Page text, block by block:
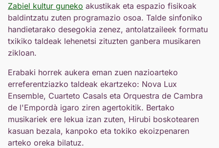
Zabiel kultur guneko akustikak eta espazio fisikoak
baldintzatu zuten programazio osoa. Talde sinfoniko
handietarako desegokia zenez, antolatzaileek formatu
txikiko taldeak lehenetsi zituzten ganbera musikaren
zikloan.
Erabaki horrek aukera eman zuen nazioarteko
erreferentziazko taldeak ekartzeko: Nova Lux
Ensemble, Cuarteto Casals eta Orquestra de Cambra
de l'Empordà igaro ziren agertokitik. Bertako
musikariek ere lekua izan zuten, Hirubi boskotearen
kasuan bezala, kanpoko eta tokiko ekoizpenaren
arteko oreka bilatuz.